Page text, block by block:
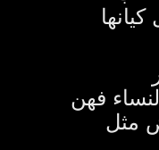
فهن
مثل